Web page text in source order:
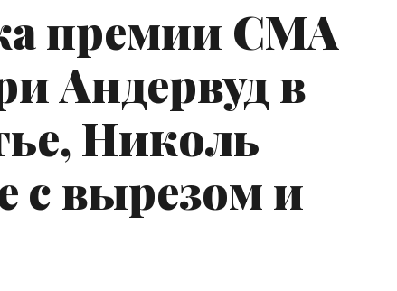
премии CMA
Андервуд в
Николь
с вырезом и